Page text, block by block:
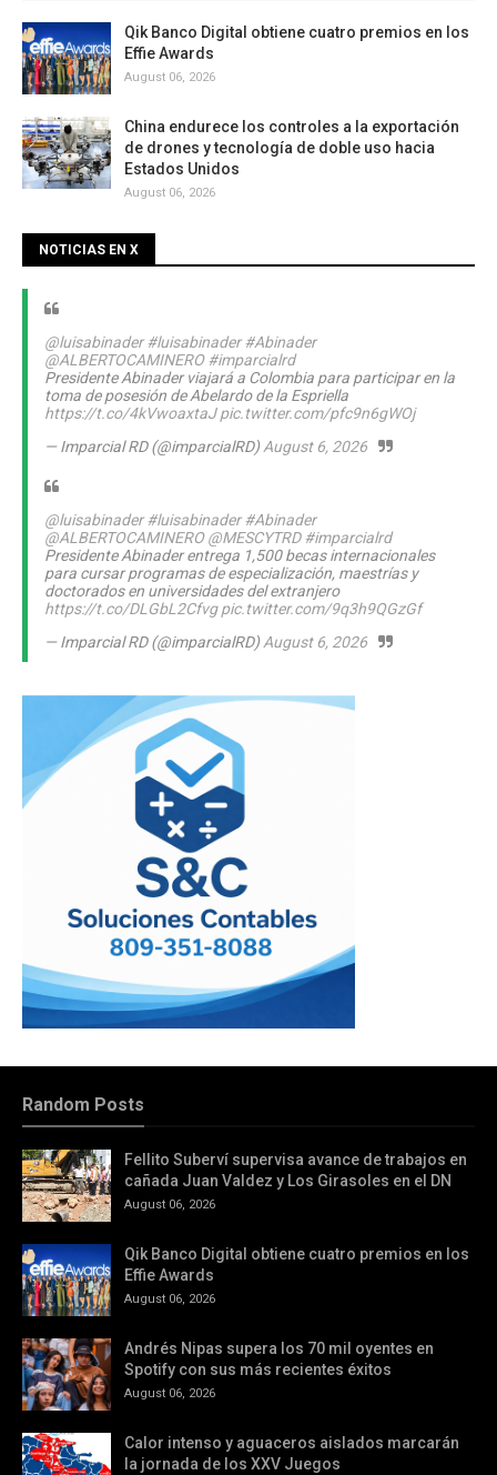
Qik Banco Digital obtiene cuatro premios en los
Effie Awards
August 06, 2026
China endurece los controles a la exportación
de drones y tecnología de doble uso hacia
Estados Unidos
August 06, 2026
NOTICIAS EN X
@luisabinader #luisabinader #Abinader
@ALBERTOCAMINERO #imparcialrd
Presidente Abinader viajará a Colombia para participar en la
toma de posesión de Abelardo de la Espriella
https://t.co/4kVwoaxtaJ pic.twitter.com/pfc9n6gWOj
— Imparcial RD (@imparcialRD)August 6, 2026
@luisabinader #luisabinader #Abinader
@ALBERTOCAMINERO @MESCYTRD #imparcialrd
Presidente Abinader entrega 1,500 becas internacionales
para cursar programas de especialización, maestrías y
doctorados en universidades del extranjero
https://t.co/DLGbL2Cfvg pic.twitter.com/9q3h9QGzGf
— Imparcial RD (@imparcialRD)August 6, 2026
Random Posts
Fellito Suberví supervisa avance de trabajos en
cañada Juan Valdez y Los Girasoles en el DN
August 06, 2026
Qik Banco Digital obtiene cuatro premios en los
Effie Awards
August 06, 2026
Andrés Nipas supera los 70 mil oyentes en
Spotify con sus más recientes éxitos
August 06, 2026
Calor intenso y aguaceros aislados marcarán
la jornada de los XXV Juegos